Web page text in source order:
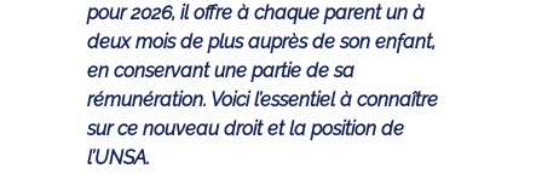
pour 2026, il offre à chaque parent un à
deux mois de plus auprès de son enfant,
en conservant une partie de sa
rémunération. Voici l’essentiel à connaître
sur ce nouveau droit et la position de
l’UNSA.